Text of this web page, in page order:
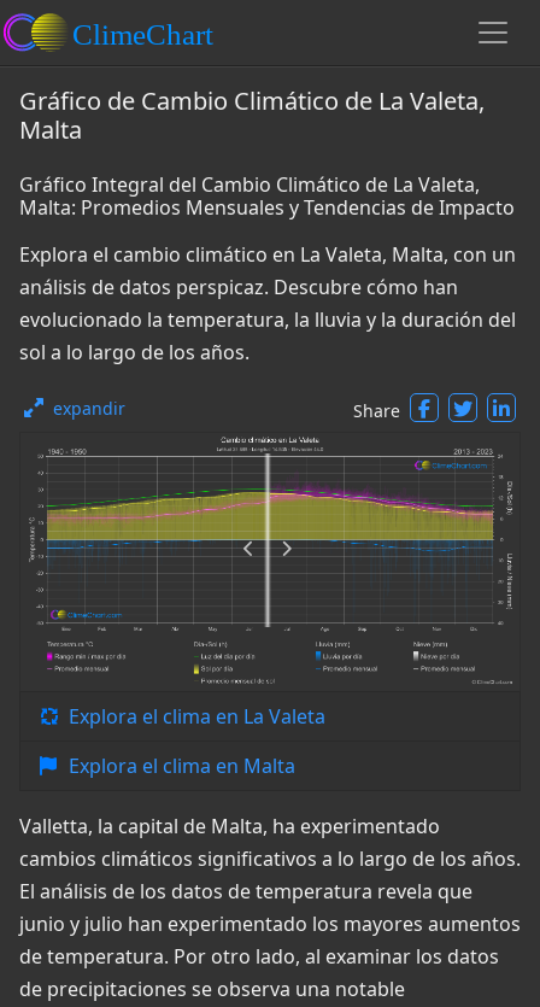
Gráfico de Cambio Climático de La Valeta,
Malta
Gráfico Integral del Cambio Climático de La Valeta,
Malta: Promedios Mensuales y Tendencias de Impacto
Explora el cambio climático en La Valeta, Malta, con un
análisis de datos perspicaz. Descubre cómo han
evolucionado la temperatura, la lluvia y la duración del
sol a lo largo de los años.
expandir Share
Explora el clima en La Valeta
Explora el clima en Malta
Valletta, la capital de Malta, ha experimentado
cambios climáticos significativos a lo largo de los años.
El análisis de los datos de temperatura revela que
junio y julio han experimentado los mayores aumentos
de temperatura. Por otro lado, al examinar los datos
de precipitaciones se observa una notable